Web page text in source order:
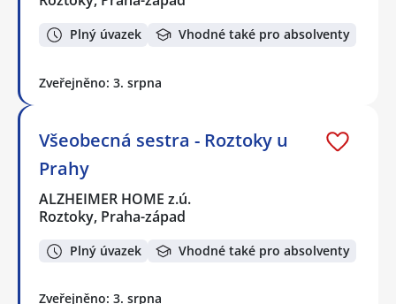
Plný úvazek Vhodné také pro absolventy
Zveřejněno: 3. srpna
Všeobecná sestra - Roztoky u
Prahy
ALZHEIMER HOME z.ú.
Roztoky, Praha-západ
Plný úvazek Vhodné také pro absolventy
Zveřejněno: 3. srpna